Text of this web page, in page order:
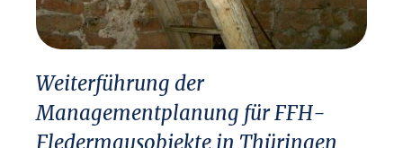
Weiterführung der
Managementplanung für FFH-
Fledermausobjekte in Thüringen